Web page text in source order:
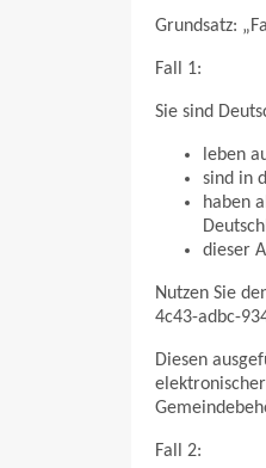
Grundsatz:
Fall 1:
Sie sind
leben
sind in
haben
dieser
Nutzen Sie
4c43-adbc-
Diesen
Fall 2: